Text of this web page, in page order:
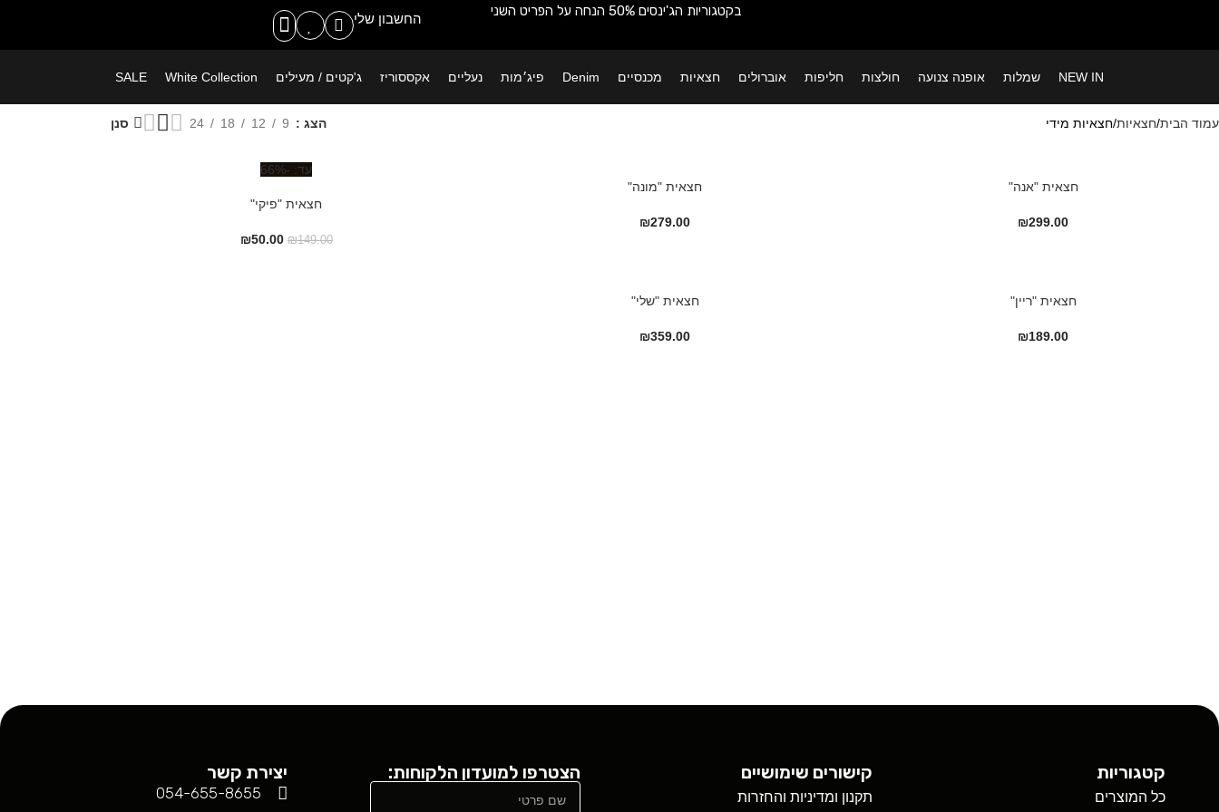
בקטגוריות הג'ינסים 50% הנחה על הפריט השני משלוח חינם ברכישה מעל 399 ש"ח החשבון שלי
NEW IN שמלות אופנה צנועה חולצות חליפות אוברולים חצאיות מכנסיים Denim פיג׳מות נעליים אקססוריז ג'קטים / מעילים White Collection
SALE
עמוד הבית חצאיות חצאיות מידי הצג 9
12
18
24 סנן
חצאית "אנה"
₪299.00
חצאית "מונה"
₪279.00
-66%
חצאית "פיקי"
₪149.00
₪50.00
חצאית "ריין"
₪189.00
חצאית "שלי"
₪359.00
קטגוריות
כל המוצרים
קישורים שימושיים
תקנון ומדיניות והחזרות
הצטרפו למועדון הלקוחות: יצירת קשר
054-655-8655